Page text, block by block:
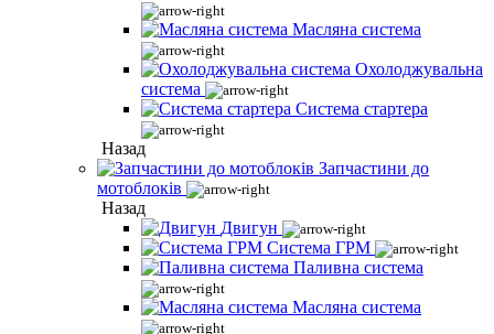
Масляна система
Охолоджувальна
система
Система стартера
Назад
Запчастини до
мотоблоків
Назад
Двигун
Система ГРМ
Паливна система
Масляна система